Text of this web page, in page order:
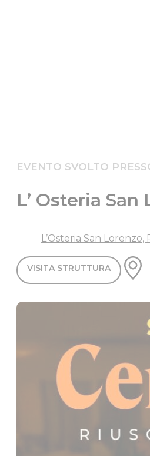
EVENTO SVOLTO
L’ Osteria San
L’Osteria San Lorenzo,
VISITA STRUTTURA